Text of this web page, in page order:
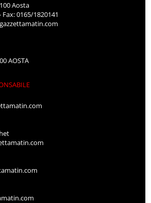
Aosta
0165/1820141
AOSTA